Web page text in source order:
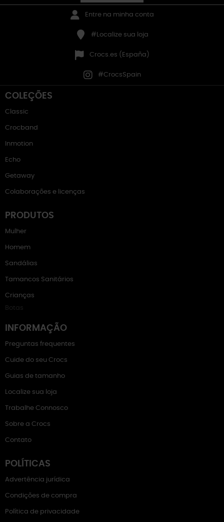
Entre na minha conta
#Localize sua loja
Crocs.es (España)
#CrocsSpain
COLEÇÕES
Classic
Crocband
Inmotion
Echo
Getaway
Colaborações e licenças
PRODUTOS
Mulher
Homem
Sandálias
Tamancos Sanitários
Crianças
Botas
INFORMAÇÃO
Preguntas frequentes
Cuide do seu Crocs
Guias de tamanho
Localize sua loja
Trabalhe Connosco
Sobre a Crocs
Contato
POLÍTICAS
Advertência jurídica
Condições de compra
Política de privacidade